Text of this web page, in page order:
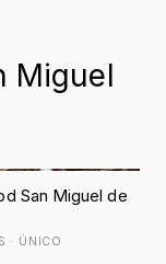
Miguel
San Miguel de
· ÚNICO